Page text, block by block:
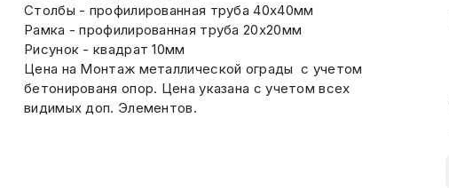
Столбы - профилированная труба 40х40мм
Рамка - профилированная труба 20х20мм
Рисунок - квадрат 10мм
Цена на Монтаж металлической ограды с учетом
бетонированя опор. Цена указана с учетом всех
видимых доп. Элементов.